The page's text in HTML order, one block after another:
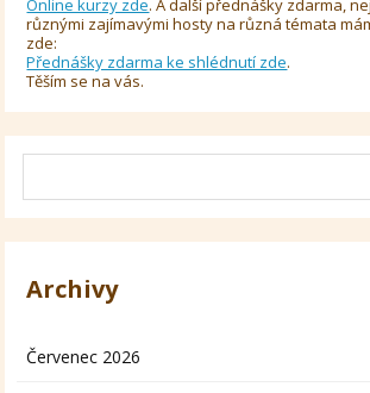
Online kurzy zde. A další přednášky zdarma,
různými zajímavými hosty na různá témata
zde:
Přednášky zdarma ke shlédnutí zde.
Těším se na vás.
Archivy
Červenec 2026